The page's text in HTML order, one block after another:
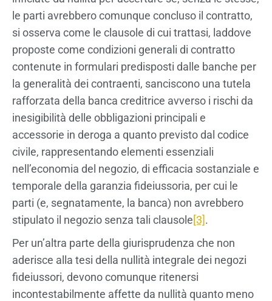
le parti avrebbero comunque concluso il contratto,
si osserva come le clausole di cui trattasi, laddove
proposte come condizioni generali di contratto
contenute in formulari predisposti dalle banche per
la generalità dei contraenti, sanciscono una tutela
rafforzata della banca creditrice avverso i rischi da
inesigibilità delle obbligazioni principali e
accessorie in deroga a quanto previsto dal codice
civile, rappresentando elementi essenziali
nell’economia del negozio, di efficacia sostanziale e
temporale della garanzia fideiussoria, per cui le
parti (e, segnatamente, la banca) non avrebbero
stipulato il negozio senza tali clausole[3].
Per un’altra parte della giurisprudenza che non
aderisce alla tesi della nullità integrale dei negozi
fideiussori, devono comunque ritenersi
incontestabilmente affette da nullità quanto meno